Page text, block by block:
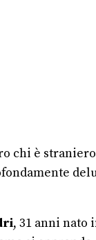
è
, 31 anni nato